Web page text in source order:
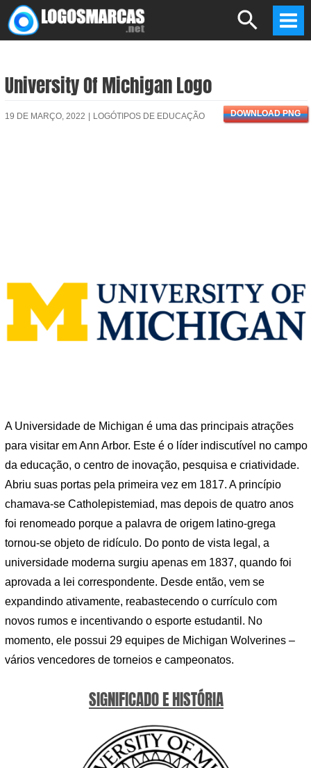
Skip
to
Search
University Of Michigan Logo
19 DE MARÇO, 2022 LOGÓTIPOS DE EDUCAÇÃO DOWNLOAD PNG
A Universidade de Michigan é uma das principais atrações
para visitar em Ann Arbor. Este é o líder indiscutível no campo
da educação, o centro de inovação, pesquisa e criatividade.
Abriu suas portas pela primeira vez em 1817. A princípio
chamava-se Catholepistemiad, mas depois de quatro anos
foi renomeado porque a palavra de origem latino-grega
tornou-se objeto de ridículo. Do ponto de vista legal, a
universidade moderna surgiu apenas em 1837, quando foi
aprovada a lei correspondente. Desde então, vem se
expandindo ativamente, reabastecendo o currículo com
novos rumos e incentivando o esporte estudantil. No
momento, ele possui 29 equipes de Michigan Wolverines –
vários vencedores de torneios e campeonatos.
SIGNIFICADO E HISTÓRIA